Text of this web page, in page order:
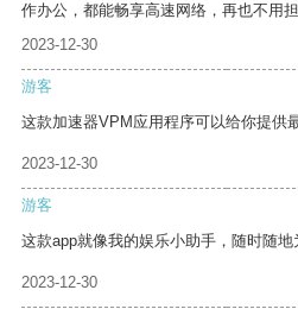
作办公，都能畅享高速网络，再也不用担
2023-12-30
游客
这款加速器VPM应用程序可以给你提供
2023-12-30
游客
这款app就像我的娱乐小助手，随时随地
2023-12-30